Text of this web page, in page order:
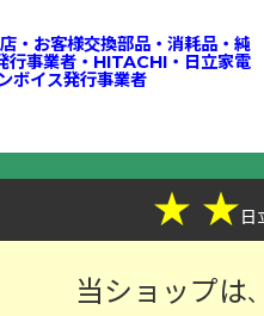
・お客様交換部品・消耗品・純
行事業者・HITACHI・日立家電
ボイス発行事業者
★ ★日
当ショップは